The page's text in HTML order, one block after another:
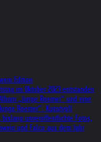
Edition
im Oktober 2023 entstanden
„Junge Roemer“ und eine
Roemer“. Kunstvoll
unveröffentlichte Fotos,
und Falco aus dem Jahr